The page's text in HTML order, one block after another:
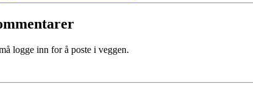
logge inn for å poste i veggen.